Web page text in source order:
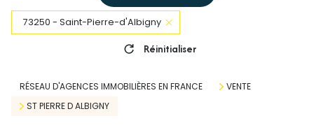
73250 - Saint-Pierre-d'Albigny
Réinitialiser
RÉSEAU D'AGENCES IMMOBILIÈRES EN FRANCE
VENTE
ST PIERRE D ALBIGNY